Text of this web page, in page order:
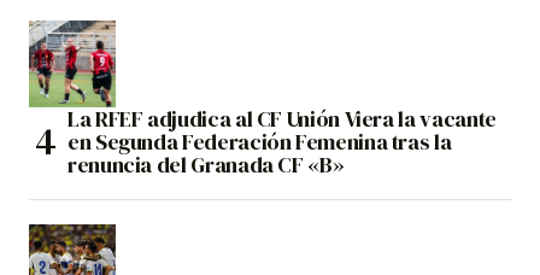
La RFEF adjudica al CF Unión Viera la vacante
en Segunda Federación Femenina tras la
renuncia del Granada CF «B»